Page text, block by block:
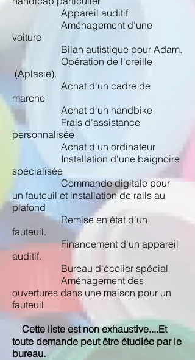
Appareil auditif
Aménagement d'une
voiture
Bilan autistique pour Adam.
Opération de l'oreille
(Aplasie).
Achat d'un cadre de
marche
Achat d'un handbike
Frais d'assistance
personnalisée
Achat d'un ordinateur
Installation d'une baignoire
spécialisée
Commande digitale pour
un fauteuil et installation de rails au
plafond
Remise en état d'un
fauteuil.
Financement d'un appareil
auditif.
Bureau d'écolier spécial
Aménagement des
ouvertures dans une maison pour un
fauteuil
Cette liste est non exhaustive....Et
toute demande peut être étudiée par le
bureau.